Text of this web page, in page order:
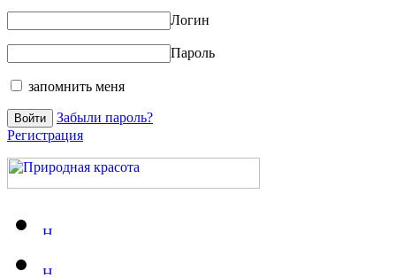
Логин
Пароль
запомнить меня
Забыли пароль?
Регистрация